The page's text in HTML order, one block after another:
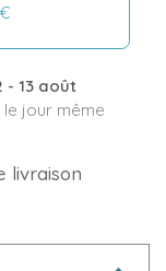
- 13 août
le jour même
livraison